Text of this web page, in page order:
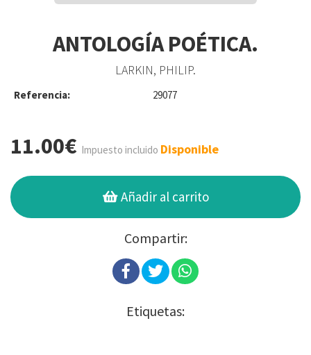
ANTOLOGÍA POÉTICA.
LARKIN, PHILIP.
Referencia: 29077
11.00€ Impuesto incluido Disponible
Añadir al carrito
Compartir:
Etiquetas: